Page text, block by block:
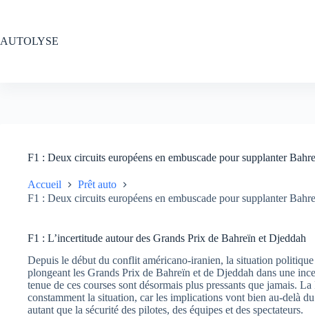
AUTOLYSE
F1 : Deux circuits européens en embuscade pour supplanter
Accueil
Prêt auto
F1 : Deux circuits européens en embuscade pour supplanter
F1 : L’incertitude autour des Grands Prix de Bahreïn et Djeddah
Depuis le début du conflit américano-iranien, la situation
plongeant les Grands Prix de Bahreïn et de Djeddah dans une
tenue de ces courses sont désormais plus pressants que jamais.
constamment la situation, car les implications vont bien au-delà
autant que la sécurité des pilotes, des équipes et des spectateurs.